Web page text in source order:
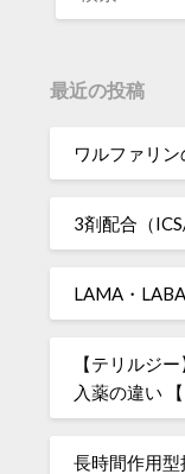
最近の投稿
ワルファリン
3剤配合（
LAMA・
【テリルジ
入薬の違い
長時間作用